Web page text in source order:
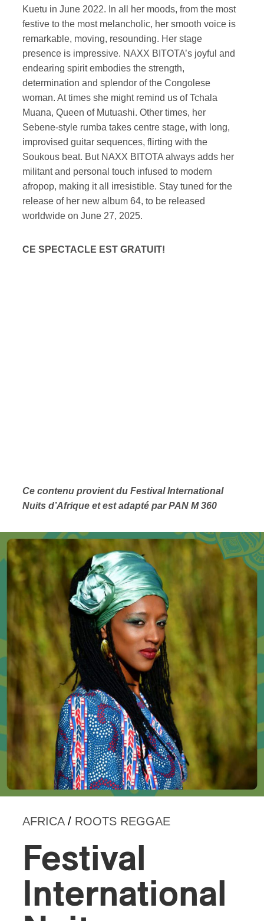
Kuetu in June 2022. In all her moods, from the most
festive to the most melancholic, her smooth voice is
remarkable, moving, resounding. Her stage
presence is impressive. NAXX BITOTA’s joyful and
endearing spirit embodies the strength,
determination and splendor of the Congolese
woman. At times she might remind us of Tchala
Muana, Queen of Mutuashi. Other times, her
Sebene-style rumba takes centre stage, with long,
improvised guitar sequences, flirting with the
Soukous beat. But NAXX BITOTA always adds her
militant and personal touch infused to modern
afropop, making it all irresistible. Stay tuned for the
release of her new album 64, to be released
worldwide on June 27, 2025.
CE SPECTACLE EST GRATUIT!
Ce contenu provient du Festival International
Nuits d’Afrique et est adapté par PAN M 360
AFRICA/ ROOTS REGGAE
Festival
International